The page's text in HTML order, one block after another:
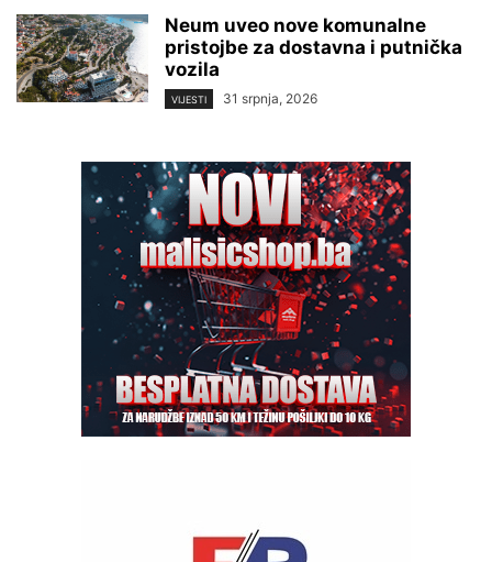
Neum uveo nove komunalne
pristojbe za dostavna i putnička
vozila
VIJESTI 31 srpnja, 2026